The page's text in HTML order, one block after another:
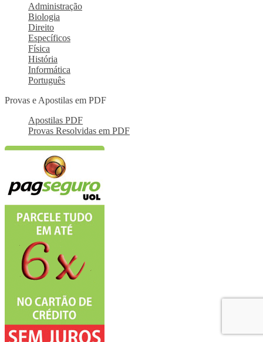
Administração
Biologia
Direito
Específicos
Física
História
Informática
Português
Provas e Apostilas em PDF
Apostilas PDF
Provas Resolvidas em PDF